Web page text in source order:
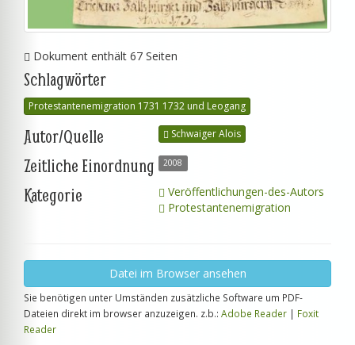
Dokument enthält 67 Seiten
Schlagwörter
Protestantenemigration 1731 1732 und Leogang
Autor/Quelle Schwaiger Alois
Zeitliche Einordnung 2008
Kategorie
Veröffentlichungen-des-Autors
Protestantenemigration
Datei im Browser ansehen
Sie benötigen unter Umständen zusätzliche Software um PDF-
Dateien direkt im browser anzuzeigen. z.b.: Adobe Reader | Foxit
Reader